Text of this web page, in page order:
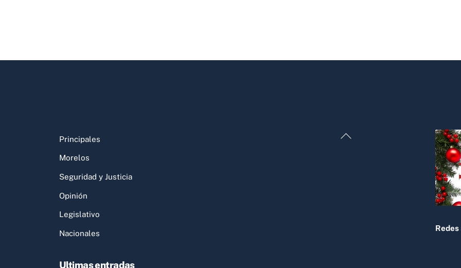
Back
Principales
Morelos
Seguridad y Justicia
Opinión
Legislativo
Nacionales
Ultimas entradas